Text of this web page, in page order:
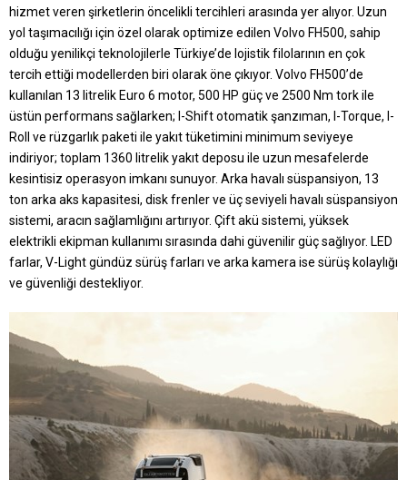
hizmet veren şirketlerin öncelikli tercihleri arasında yer alıyor. Uzun
yol taşımacılığı için özel olarak optimize edilen Volvo FH500, sahip
olduğu yenilikçi teknolojilerle Türkiye’de lojistik filolarının en çok
tercih ettiği modellerden biri olarak öne çıkıyor. Volvo FH500’de
kullanılan 13 litrelik Euro 6 motor, 500 HP güç ve 2500 Nm tork ile
üstün performans sağlarken; I-Shift otomatik şanzıman, I-Torque, I-
Roll ve rüzgarlık paketi ile yakıt tüketimini minimum seviyeye
indiriyor; toplam 1360 litrelik yakıt deposu ile uzun mesafelerde
kesintisiz operasyon imkanı sunuyor. Arka havalı süspansiyon, 13
ton arka aks kapasitesi, disk frenler ve üç seviyeli havalı süspansiyon
sistemi, aracın sağlamlığını artırıyor. Çift akü sistemi, yüksek
elektrikli ekipman kullanımı sırasında dahi güvenilir güç sağlıyor. LED
farlar, V-Light gündüz sürüş farları ve arka kamera ise sürüş kolaylığı
ve güvenliği destekliyor.